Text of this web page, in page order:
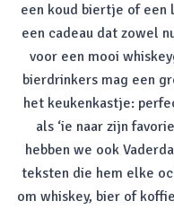
een koud biertje of een
een cadeau dat zowel
voor een mooi
bierdrinkers mag een
het keukenkastje:
als ‘ie naar zijn
hebben we ook
teksten die hem elke
om whiskey, bier of